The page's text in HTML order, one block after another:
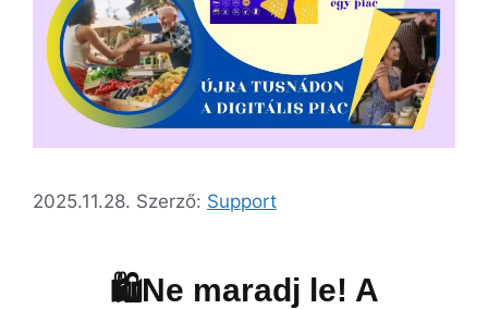
2025.11.28. Szerző: Support
🛍️Ne maradj le! A